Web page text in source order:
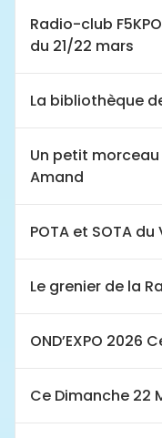
Radio-club
du 21/22 mars
La bibliothèque
Un petit morceau
Amand
POTA et SOTA
Le grenier de la
OND’EXPO 2026
Ce Dimanche 22